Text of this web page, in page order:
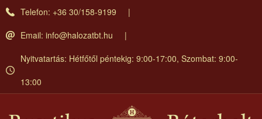
Ugrás
Telefon: +36 30/158-9199
Email: info@halozatbt.hu
Nyitvatartás: Hétfőtől péntekig: 9:00-17:00, Szombat: 9:00-
13:00